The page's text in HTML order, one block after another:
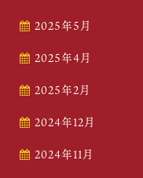
2025年5月
2025年4月
2025年2月
2024年12月
2024年11月